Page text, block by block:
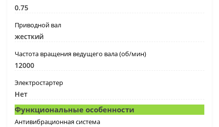
0.75
Приводной вал
жесткий
Частота вращения ведущего вала (об/мин)
12000
Электростартер
Нет
Функциональные особенности
Антивибрационная система